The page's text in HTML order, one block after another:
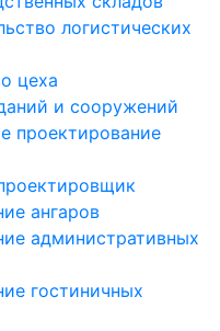
логистических
цеха
и сооружений
проектирование
ангаров
административных
гостиничных